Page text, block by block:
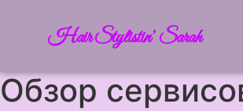
Hair Stylistin’ Sarah
Обзор